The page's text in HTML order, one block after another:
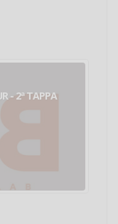
- 2ª TAPPA